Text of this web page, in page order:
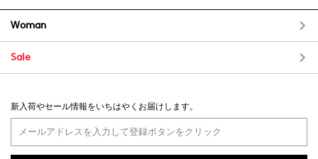
Woman
Sale
新入荷やセール情報をいちはやくお届けします。